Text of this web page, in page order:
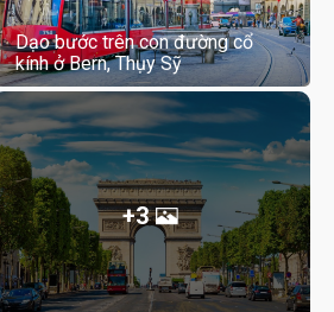
Dạo bước trên con đường cổ
kính ở Bern, Thụy Sỹ
+3